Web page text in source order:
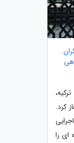
کرد.
که در تابستان 2020 اجرایی
را